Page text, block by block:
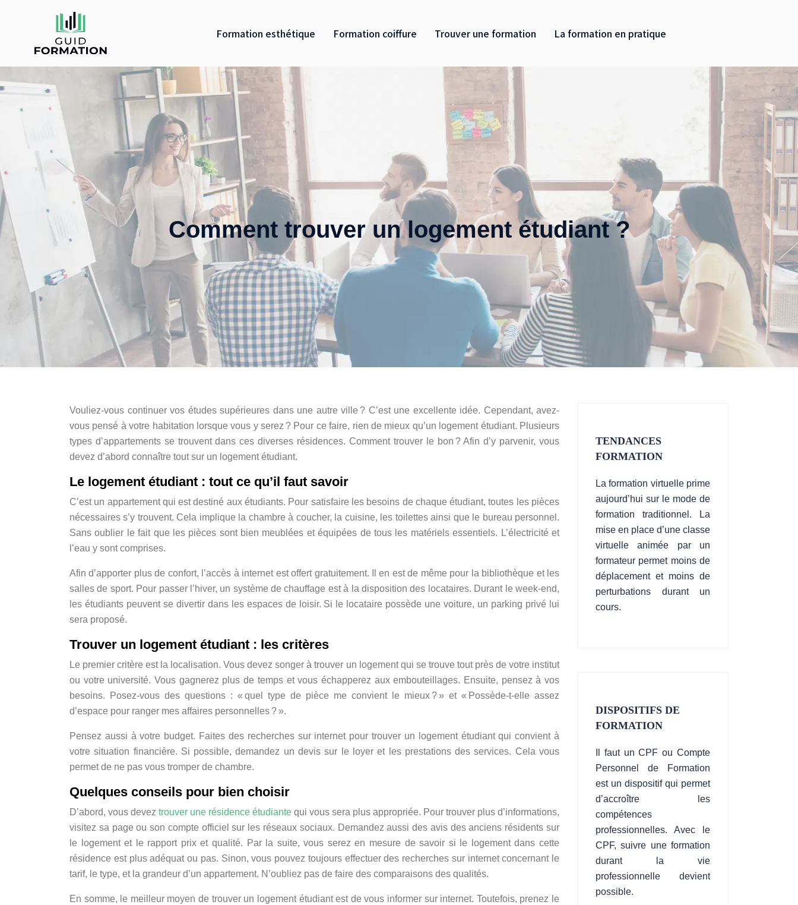
Formation esthétique Formation coiffure Trouver une formation La formation en pratique
Comment trouver un logement étudiant ?
Vouliez-vous continuer vos études supérieures dans une autre ville ? C’est une excellente idée. Cependant, avez-
vous pensé à votre habitation lorsque vous y serez ? Pour ce faire, rien de mieux qu’un logement étudiant. Plusieurs
types d’appartements se trouvent dans ces diverses résidences. Comment trouver le bon ? Afin d’y parvenir, vous
devez d’abord connaître tout sur un logement étudiant.
Le logement étudiant : tout ce qu’il faut savoir
C’est un appartement qui est destiné aux étudiants. Pour satisfaire les besoins de chaque étudiant, toutes les pièces
nécessaires s’y trouvent. Cela implique la chambre à coucher, la cuisine, les toilettes ainsi que le bureau personnel.
Sans oublier le fait que les pièces sont bien meublées et équipées de tous les matériels essentiels. L’électricité et
l’eau y sont comprises.
Afin d’apporter plus de confort, l’accès à internet est offert gratuitement. Il en est de même pour la bibliothèque et les
salles de sport. Pour passer l’hiver, un système de chauffage est à la disposition des locataires. Durant le week-end,
les étudiants peuvent se divertir dans les espaces de loisir. Si le locataire possède une voiture, un parking privé lui
sera proposé.
Trouver un logement étudiant : les critères
Le premier critère est la localisation. Vous devez songer à trouver un logement qui se trouve tout près de votre institut
ou votre université. Vous gagnerez plus de temps et vous échapperez aux embouteillages. Ensuite, pensez à vos
besoins. Posez-vous des questions : « quel type de pièce me convient le mieux ? » et « Possède-t-elle assez
d’espace pour ranger mes affaires personnelles ? ».
Pensez aussi à votre budget. Faites des recherches sur internet pour trouver un logement étudiant qui convient à
votre situation financière. Si possible, demandez un devis sur le loyer et les prestations des services. Cela vous
permet de ne pas vous tromper de chambre.
Quelques conseils pour bien choisir
D’abord, vous devez trouver une résidence étudiante qui vous sera plus appropriée. Pour trouver plus d’informations,
visitez sa page ou son compte officiel sur les réseaux sociaux. Demandez aussi des avis des anciens résidents sur
le logement et le rapport prix et qualité. Par la suite, vous serez en mesure de savoir si le logement dans cette
résidence est plus adéquat ou pas. Sinon, vous pouvez toujours effectuer des recherches sur internet concernant le
tarif, le type, et la grandeur d’un appartement. N’oubliez pas de faire des comparaisons des qualités.
En somme, le meilleur moyen de trouver un logement étudiant est de vous informer sur internet. Toutefois, prenez le
TENDANCES
FORMATION
La formation virtuelle prime
aujourd’hui sur le mode de
formation traditionnel. La
mise en place d’une classe
virtuelle animée par un
formateur permet moins de
déplacement et moins de
perturbations durant un
cours.
DISPOSITIFS DE
FORMATION
Il faut un CPF ou Compte
Personnel de Formation
est un dispositif qui permet
d’accroître les
compétences
professionnelles. Avec le
CPF, suivre une formation
durant la vie
professionnelle devient
possible.